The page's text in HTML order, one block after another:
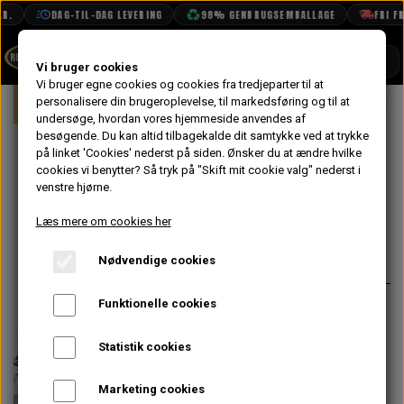
DAG-TIL-DAG LEVERING 98% GENBRUGSEMBALLAGE FRI
BOOK TID
PROJEKTER
TEKNISK DATA
VANDPOLERING
Forside Mini Styling Spejle Sidespejl,
Sidespejl, Rund,
Varenummer: M25
Sælges i par af to stk (ét højre og ét
Vi bruger cookies
Vi bruger egne cookies og cookies fra tredjeparter til at
personalisere din brugeroplevelse, til markedsføring og til at
undersøge, hvordan vores hjemmeside anvendes af
besøgende. Du kan altid tilbagekalde dit samtykke ved at trykke
på linket 'Cookies' nederst på siden. Ønsker du at ændre hvilke
cookies vi benytter? Så tryk på "Skift mit cookie valg" nederst i
venstre hjørne.
Læs mere om cookies her
Nødvendige cookies
Funktionelle cookies
Statistik cookies
Marketing cookies